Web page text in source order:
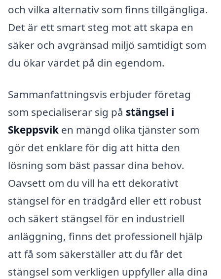
och vilka alternativ som finns tillgängliga.
Det är ett smart steg mot att skapa en
säker och avgränsad miljö samtidigt som
du ökar värdet på din egendom.
Sammanfattningsvis erbjuder företag
som specialiserar sig på stängsel i
Skeppsvik en mängd olika tjänster som
gör det enklare för dig att hitta den
lösning som bäst passar dina behov.
Oavsett om du vill ha ett dekorativt
stängsel för en trädgård eller ett robust
och säkert stängsel för en industriell
anläggning, finns det professionell hjälp
att få som säkerställer att du får det
stängsel som verkligen uppfyller alla dina